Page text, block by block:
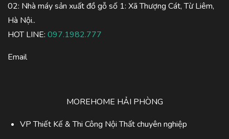
02: Nhà máy sản xuất đồ gỗ số 1: Xã Thượng Cát, Từ Liêm,
Hà Nội..
HOT LINE: 097.1982.777
Email
MOREHOME HẢI PHÒNG
VP Thiết Kế & Thi Công Nội Thất chuyên nghiệp